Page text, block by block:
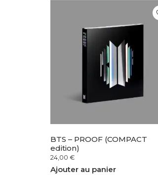
BTS – PROOF (COMPACT
edition)
24,00 €
Ajouter au panier